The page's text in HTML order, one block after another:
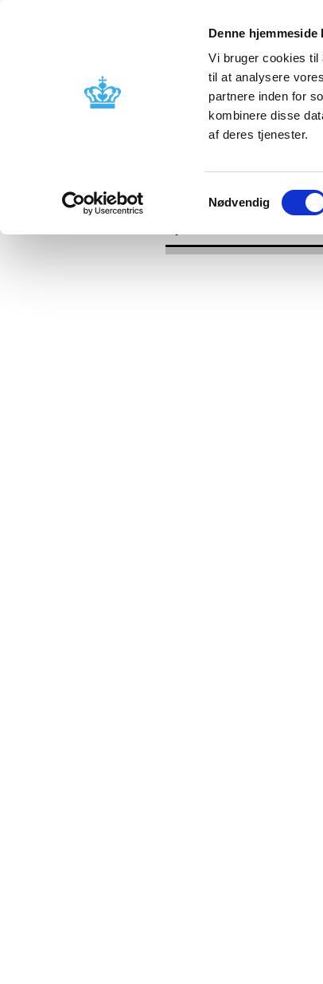
Denne
Vi bruger cookies til
til at analysere
partnere inden for
kombinere disse
af deres tjenester.
Samtykkevalg
Nødvendig
Godkendelse og